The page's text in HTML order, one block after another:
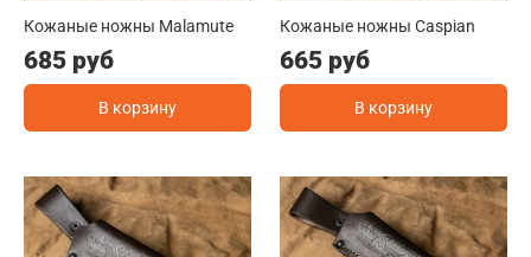
Кожаные ножны Malamute
685 руб
В корзину
Кожаные ножны Caspian
665 руб
В корзину